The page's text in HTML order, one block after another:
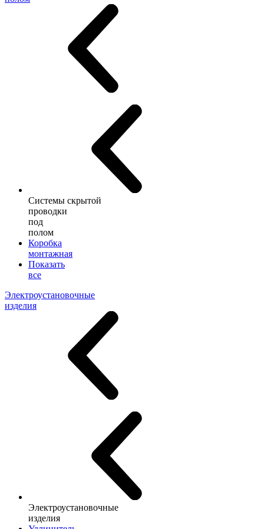
Системы скрытой
проводки
под
полом
Коробка
монтажная
Показать
все
Электроустановочные
изделия
Электроустановочные
изделия